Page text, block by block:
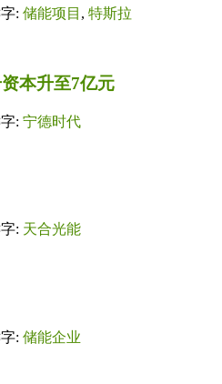
: 储能项目 , 特斯拉
本升至7亿元
: 宁德时代
: 天合光能
: 储能企业